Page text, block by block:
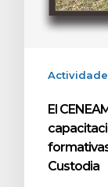
El
Custodia